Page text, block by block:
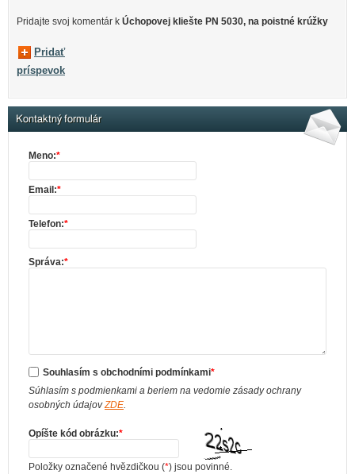
Pridajte svoj ​​komentár k Úchopovej kliešte PN 5030, na poistné krúžky
Pridať
príspevok
Kontaktný formulár
Meno:*
Email:*
Telefon:*
Správa:*
Souhlasím s obchodními podmínkami*
Súhlasím s podmienkami a beriem na vedomie zásady ochrany
osobných údajovZDE.
Opíšte kód obrázku:*
Položky označené hvězdičkou (*) jsou povinné.